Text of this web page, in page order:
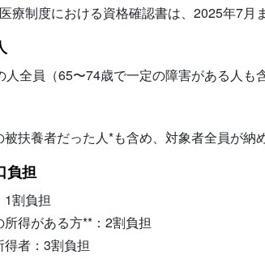
療制度における資格確認書は、2025年7月
全員（65〜74歳で一定の障害がある人も含
扶養者だった人*も含め、対象者全員が納め
負担
割負担
得がある方**：2割負担
者：3割負担